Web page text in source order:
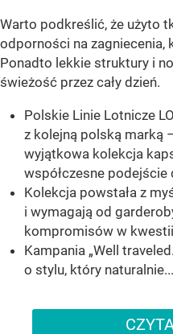
Warto podkreślić, że użyto
odporności na zagniecenia,
Ponadto lekkie struktury i
świeżość przez cały dzień.
Polskie Linie Lotnicze
z kolejną polską marką
wyjątkowa kolekcja
współczesne
Kolekcja powstała z
i wymagają od
kompromisów w
Kampania „Well
o stylu, który naturalnie...